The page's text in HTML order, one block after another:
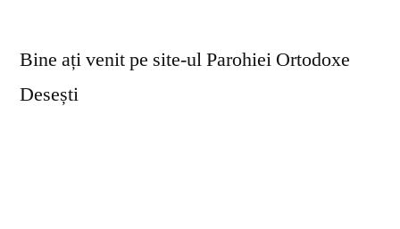
Bine ați venit pe site-ul Parohiei Ortodoxe
Desești